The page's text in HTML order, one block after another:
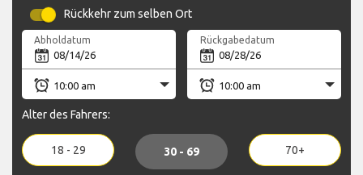
Rückkehr zum selben Ort
Abholdatum Rückgabedatum
Alter des Fahrers:
18 - 29 30 - 69 70+